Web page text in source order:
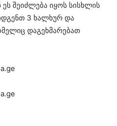
შეიძლება იყოს სისხლის
3 ხალხურ და
დაგეხმარებათ